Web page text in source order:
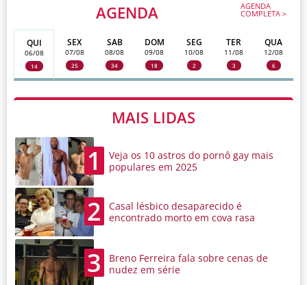
AGENDA AGENDA
COMPLETA >
QUI
06/08
14
SEX
07/08
25
SAB
08/08
34
DOM
09/08
18
SEG
10/08
2
TER
11/08
3
QUA
12/08
6
MAIS LIDAS
1
Veja os 10 astros do pornô gay mais
populares em 2025
2
Casal lésbico desaparecido é
encontrado morto em cova rasa
3
Breno Ferreira fala sobre cenas de
nudez em série